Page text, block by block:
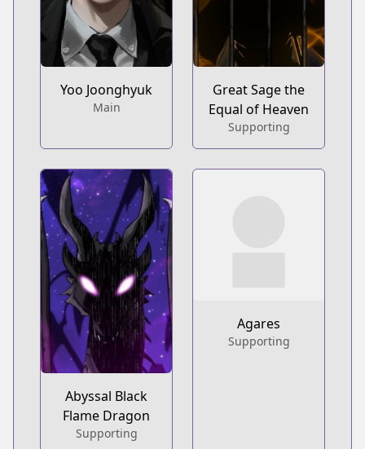
Yoo Joonghyuk
Main
Great Sage the
Equal of Heaven
Supporting
Abyssal Black
Flame Dragon
Supporting
Agares
Supporting